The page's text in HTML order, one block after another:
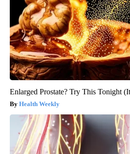
Enlarged Prostate? Try This Tonight
Health Weekly